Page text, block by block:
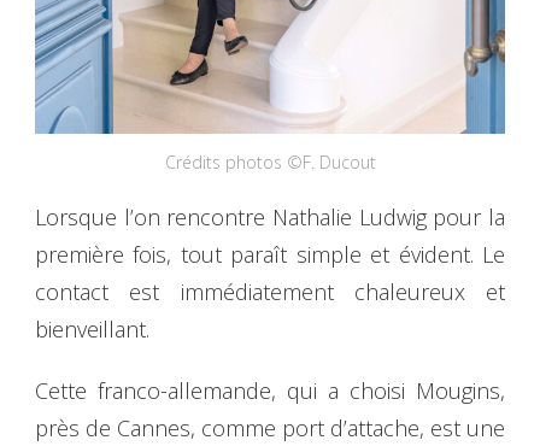
Crédits photos ©F. Ducout
Lorsque l’on rencontre Nathalie Ludwig pour la
première fois, tout paraît simple et évident. Le
contact est immédiatement chaleureux et
bienveillant.
Cette franco-allemande, qui a choisi Mougins,
près de Cannes, comme port d’attache, est une